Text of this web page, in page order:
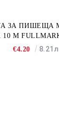
ЗА ПИШЕЩА
10 M
€4.20